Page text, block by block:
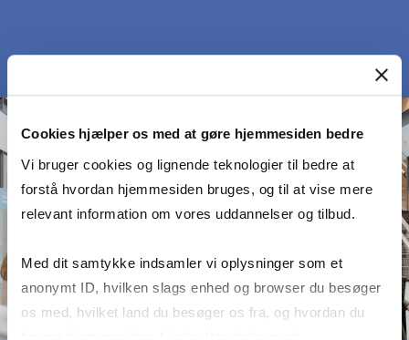
Cookies hjælper os med at gøre hjemmesiden bedre
Vi bruger cookies og lignende teknologier til bedre at
forstå hvordan hjemmesiden bruges, og til at vise mere
relevant information om vores uddannelser og tilbud.
Med dit samtykke indsamler vi oplysninger som et
anonymt ID, hvilken slags enhed og browser du besøger
os med, hvilket land du besøger os fra, og hvordan du